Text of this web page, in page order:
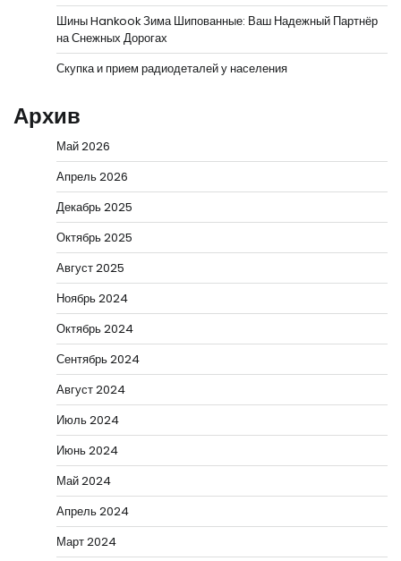
Шины Hankook Зима Шипованные: Ваш Надежный Партнёр
на Снежных Дорогах
Скупка и прием радиодеталей у населения
Архив
Май 2026
Апрель 2026
Декабрь 2025
Октябрь 2025
Август 2025
Ноябрь 2024
Октябрь 2024
Сентябрь 2024
Август 2024
Июль 2024
Июнь 2024
Май 2024
Апрель 2024
Март 2024